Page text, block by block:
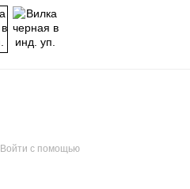
Войти с помощью